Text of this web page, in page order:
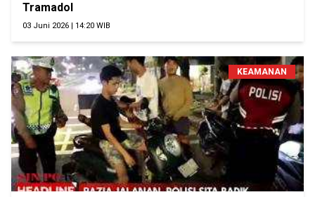
Tramadol
03 Juni 2026 | 14:20 WIB
KEAMANAN